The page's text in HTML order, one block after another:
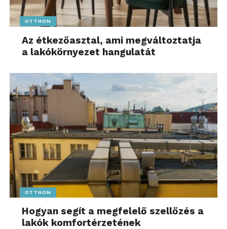
OTTHON
Az étkezőasztal, ami megváltoztatja
a lakókörnyezet hangulatát
OTTHON
Hogyan segít a megfelelő szellőzés a
lakók komfortérzetének